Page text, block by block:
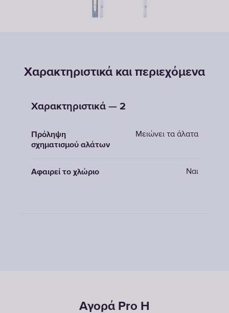
Χαρακτηριστικά και περιεχόμενα
Χαρακτηριστικά — 2
Πρόληψη
σχηματισμού αλάτων
Μειώνει τα άλατα
Αφαιρεί το χλώριο Ναι
Αγορά Pro H